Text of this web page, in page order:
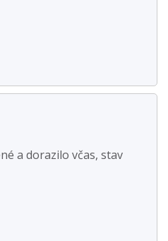
a dorazilo včas, stav